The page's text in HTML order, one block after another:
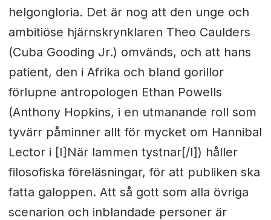
helgongloria. Det är nog att den unge och
ambitiöse hjärnskrynklaren Theo Caulders
(Cuba Gooding Jr.) omvänds, och att hans
patient, den i Afrika och bland gorillor
förlupne antropologen Ethan Powells
(Anthony Hopkins, i en utmanande roll som
tyvärr påminner allt för mycket om Hannibal
Lector i [I]När lammen tystnar[/I]) håller
filosofiska föreläsningar, för att publiken ska
fatta galoppen. Att så gott som alla övriga
scenarion och inblandade personer är